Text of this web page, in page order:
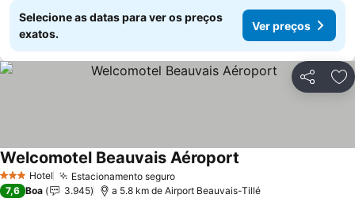
Selecione as datas para ver os preços
exatos.
Ver preços
Partilhar
3 EstrelasHotel Estacionamento seguro
Welcomotel Beauvais Aéroport
7,6 Boa 3.945 a 5.8 km de Airport Beauvais-Tillé